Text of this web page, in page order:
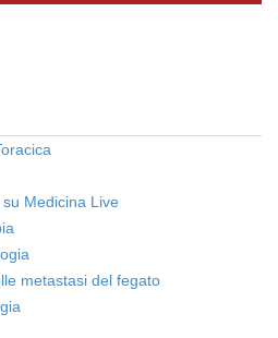
Medicina Live
metastasi del fegato